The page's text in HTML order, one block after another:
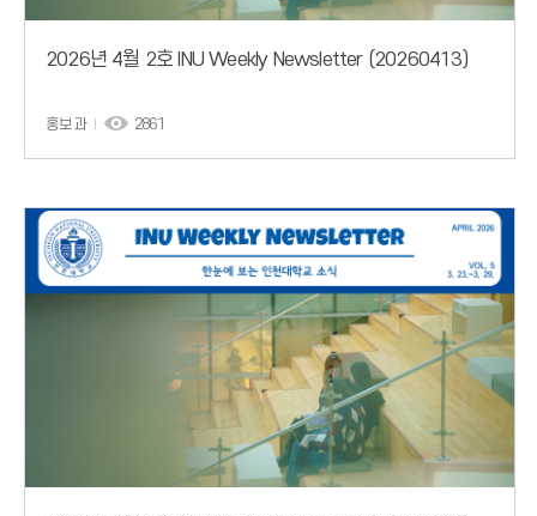
2026년 4월 2호 INU Weekly Newsletter (20260413)
홍보과 2861